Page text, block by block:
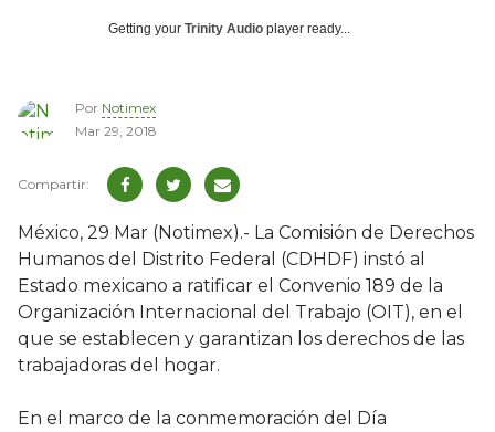
Getting your Trinity Audio player ready...
Por Notimex
Mar 29, 2018
México, 29 Mar (Notimex).- La Comisión de Derechos
Humanos del Distrito Federal (CDHDF) instó al
Estado mexicano a ratificar el Convenio 189 de la
Organización Internacional del Trabajo (OIT), en el
que se establecen y garantizan los derechos de las
trabajadoras del hogar.
En el marco de la conmemoración del Día